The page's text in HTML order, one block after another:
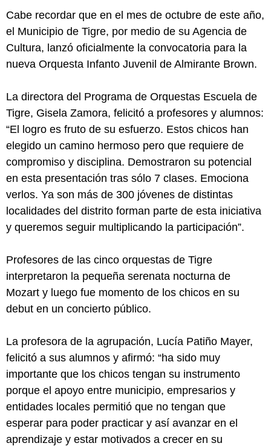
Cabe recordar que en el mes de octubre de este año,
el Municipio de Tigre, por medio de su Agencia de
Cultura, lanzó oficialmente la convocatoria para la
nueva Orquesta Infanto Juvenil de Almirante Brown.
La directora del Programa de Orquestas Escuela de
Tigre, Gisela Zamora, felicitó a profesores y alumnos:
“El logro es fruto de su esfuerzo. Estos chicos han
elegido un camino hermoso pero que requiere de
compromiso y disciplina. Demostraron su potencial
en esta presentación tras sólo 7 clases. Emociona
verlos. Ya son más de 300 jóvenes de distintas
localidades del distrito forman parte de esta iniciativa
y queremos seguir multiplicando la participación”.
Profesores de las cinco orquestas de Tigre
interpretaron la pequeña serenata nocturna de
Mozart y luego fue momento de los chicos en su
debut en un concierto público.
La profesora de la agrupación, Lucía Patiño Mayer,
felicitó a sus alumnos y afirmó: “ha sido muy
importante que los chicos tengan su instrumento
porque el apoyo entre municipio, empresarios y
entidades locales permitió que no tengan que
esperar para poder practicar y así avanzar en el
aprendizaje y estar motivados a crecer en su